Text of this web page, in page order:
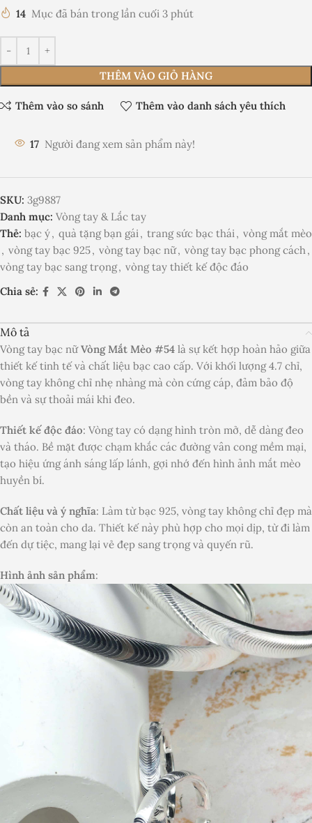
14 Mục đã bán trong lần cuối 3 phút
THÊM VÀO GIỎ HÀNG
Thêm vào so sánh Thêm vào danh sách yêu thích
17 Người đang xem sản phẩm này!
SKU: 3g9887
Danh mục: Vòng tay & Lắc tay
Thẻ: bạc ý, quà tặng bạn gái , trang sức bạc thái , vòng mắt mèo
, vòng tay bạc 925, vòng tay bạc nữ, vòng tay bạc phong cách ,
vòng tay bạc sang trọng, vòng tay thiết kế độc đáo
Chia sẻ:
Mô tả
Vòng tay bạc nữVòng Mắt Mèo #54 là sự kết hợp hoàn hảo giữa
thiết kế tinh tế và chất liệu bạc cao cấp. Với khối lượng 4.7 chỉ,
vòng tay không chỉ nhẹ nhàng mà còn cứng cáp, đảm bảo độ
bền và sự thoải mái khi đeo.
Thiết kế độc đáo: Vòng tay có dạng hình tròn mở, dễ dàng đeo
và tháo. Bề mặt được chạm khắc các đường vân cong mềm mại,
tạo hiệu ứng ánh sáng lấp lánh, gợi nhớ đến hình ảnh mắt mèo
huyền bí.
Chất liệu và ý nghĩa: Làm từ bạc 925, vòng tay không chỉ đẹp mà
còn an toàn cho da. Thiết kế này phù hợp cho mọi dịp, từ đi làm
đến dự tiệc, mang lại vẻ đẹp sang trọng và quyến rũ.
Hình ảnh sản phẩm: